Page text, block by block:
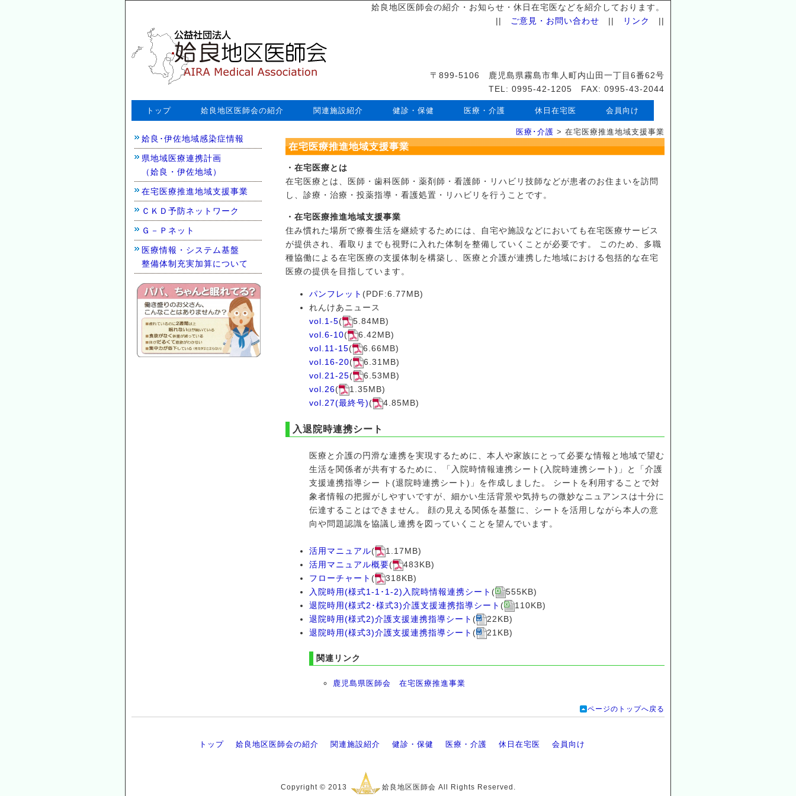
姶良地区医師会の紹介・お知らせ・休日在宅医などを紹介しております。
||
ご意見・お問い合わせ || リンク ||
〒899-5106 鹿児島県霧島市隼人町内山田一丁目6番62号
TEL: 0995-42-1205 FAX: 0995-43-2044
トップ 姶良地区医師会の紹介 関連施設紹介 健診・保健 医療・介護 休日在宅医 会員向け
医療･介護 > 在宅医療推進地域支援事業
在宅医療推進地域支援事業
・在宅医療とは
在宅医療とは、医師・歯科医師・薬剤師・看護師・リハビリ技師などが患者のお住まいを訪問
し、診療・治療・投薬指導・看護処置・リハビリを行うことです。
・在宅医療推進地域支援事業
住み慣れた場所で療養生活を継続するためには、自宅や施設などにおいても在宅医療サービス
が提供され、看取りまでも視野に入れた体制を整備していくことが必要です。 このため、多職
種協働による在宅医療の支援体制を構築し、医療と介護が連携した地域における包括的な在宅
医療の提供を目指しています。
パンフレット (PDF:6.77MB)
れんけあニュース
vol.1-5(
5.84MB)
vol.6-10(
6.42MB)
vol.11-15(
6.66MB)
vol.16-20(
6.31MB)
vol.21-25(
6.53MB)
vol.26(
1.35MB)
vol.27(最終号)( 4.85MB)
入退院時連携シート
医療と介護の円滑な連携を実現するために、本人や家族にとって必要な情報と地域で望む
生活を関係者が共有するために、「入院時情報連携シート(入院時連携シート)」と「介護
支援連携指導シー ト(退院時連携シート)」を作成しました。 シートを利用することで対
象者情報の把握がしやすいですが、細かい生活背景や気持ちの微妙なニュアンスは十分に
伝達することはできません。 顔の見える関係を基盤に、シートを活用しながら本人の意
向や問題認識を協議し連携を図っていくことを望んでいます。
活用マニュアル(
1.17MB)
活用マニュアル概要(
483KB)
フローチャート (
318KB)
入院時用(様式1-1･1-2)入院時情報連携シート (
555KB)
退院時用(様式2･様式3)介護支援連携指導シート (
110KB)
退院時用(様式2)介護支援連携指導シート (
22KB)
退院時用(様式3)介護支援連携指導シート ( 21KB)
関連リンク
鹿児島県医師会 在宅医療推進事業
姶良･伊佐地域感染症情報
県地域医療連携計画
（姶良・伊佐地域）
在宅医療推進地域支援事業
ＣＫＤ予防ネットワーク
Ｇ－Ｐネット
医療情報・システム基盤
整備体制充実加算について
ページのトップへ戻る
トップ 姶良地区医師会の紹介 関連施設紹介 健診・保健 医療・介護 休日在宅医 会員向け
Copyright © 2013 姶良地区医師会 All Rights Reserved.